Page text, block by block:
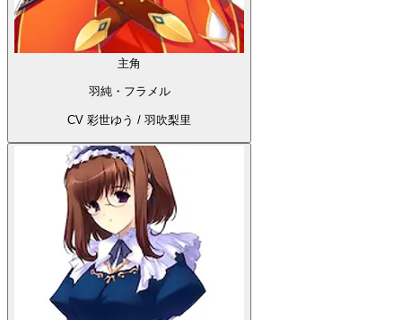
主角
羽純・フラメル
CV 彩世ゆう / 羽吹梨里